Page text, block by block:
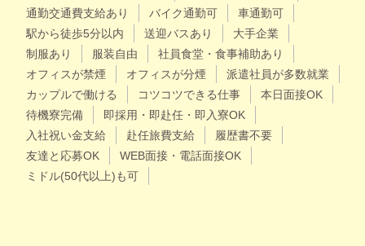
通勤交通費支給あり
バイク通勤可
車通勤可
駅から徒歩5分以内
送迎バスあり
大手企業
制服あり
服装自由
社員食堂・食事補助あり
オフィスが禁煙
オフィスが分煙
派遣社員が多数就業
カップルで働ける
コツコツできる仕事
本日面接OK
待機寮完備
即採用・即赴任・即入寮OK
入社祝い金支給
赴任旅費支給
履歴書不要
友達と応募OK
WEB面接・電話面接OK
ミドル(50代以上)も可